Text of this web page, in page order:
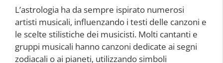
L’astrologia ha da sempre ispirato numerosi
artisti musicali, influenzando i testi delle canzoni e
le scelte stilistiche dei musicisti. Molti cantanti e
gruppi musicali hanno canzoni dedicate ai segni
zodiacali o ai pianeti, utilizzando simboli